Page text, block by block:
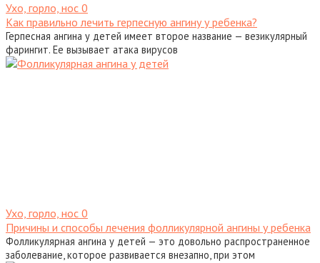
Ухо, горло, нос 0
Как правильно лечить герпесную ангину у ребенка?
Герпесная ангина у детей имеет второе название — везикулярный
фарингит. Ее вызывает атака вирусов
Ухо, горло, нос 0
Причины и способы лечения фолликулярной ангины у ребенка
Фолликулярная ангина у детей — это довольно распространенное
заболевание, которое развивается внезапно, при этом